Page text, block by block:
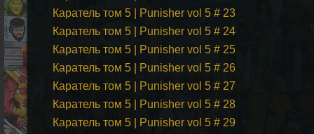
Каратель том 5 | Punisher vol 5 # 23
Каратель том 5 | Punisher vol 5 # 24
Каратель том 5 | Punisher vol 5 # 25
Каратель том 5 | Punisher vol 5 # 26
Каратель том 5 | Punisher vol 5 # 27
Каратель том 5 | Punisher vol 5 # 28
Каратель том 5 | Punisher vol 5 # 29